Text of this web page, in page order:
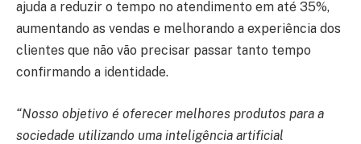
ajuda a reduzir o tempo no atendimento em até 35%,
aumentando as vendas e melhorando a experiência dos
clientes que não vão precisar passar tanto tempo
confirmando a identidade.
“Nosso objetivo é oferecer melhores produtos para a
sociedade utilizando uma inteligência artificial